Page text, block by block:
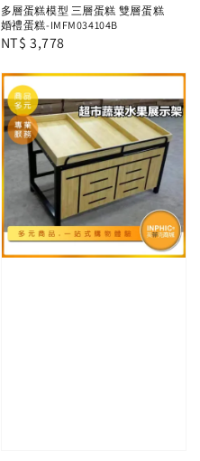
多層蛋糕模型 三層蛋糕 雙層蛋糕
婚禮蛋糕-IMFM034104B
Regular
NT$ 3,778